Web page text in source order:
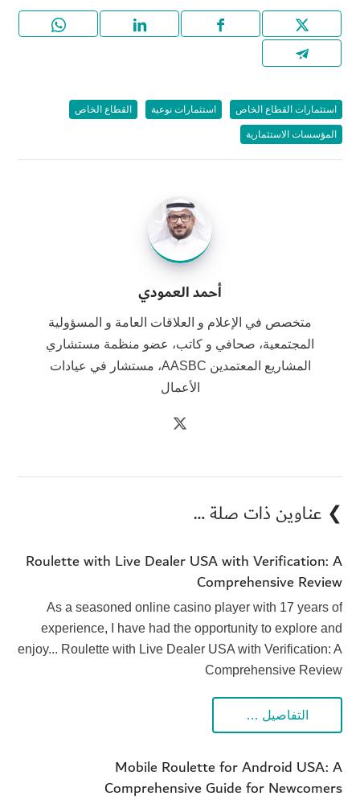
استثمارات القطاع الخاص استثمارات نوعية القطاع الخاص
المؤسسات الاستثمارية
أحمد العمودي
متخصص في الإعلام و العلاقات العامة و المسؤولية
المجتمعية، صحافي و كاتب، عضو منظمة مستشاري
المشاريع المعتمدين AASBC، مستشار في عيادات
الأعمال
❯ عناوين ذات صلة …
Roulette with Live Dealer USA with Verification: A
Comprehensive Review
As a seasoned online casino player with 17 years of
experience, I have had the opportunity to explore and
enjoy... Roulette with Live Dealer USA with Verification: A
Comprehensive Review
التفاصيل …
Mobile Roulette for Android USA: A
Comprehensive Guide for Newcomers